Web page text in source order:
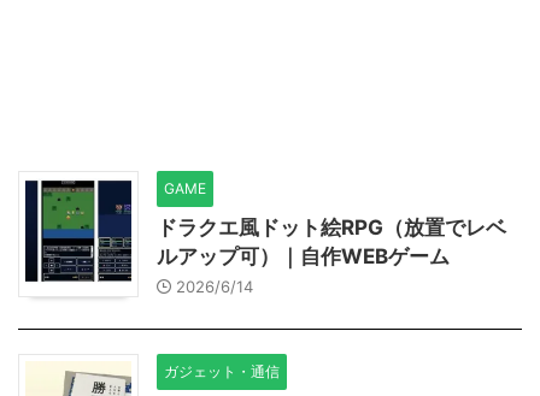
GAME
ドラクエ風ドット絵RPG（放置でレベ
ルアップ可）｜自作WEBゲーム
2026/6/14
ガジェット・通信